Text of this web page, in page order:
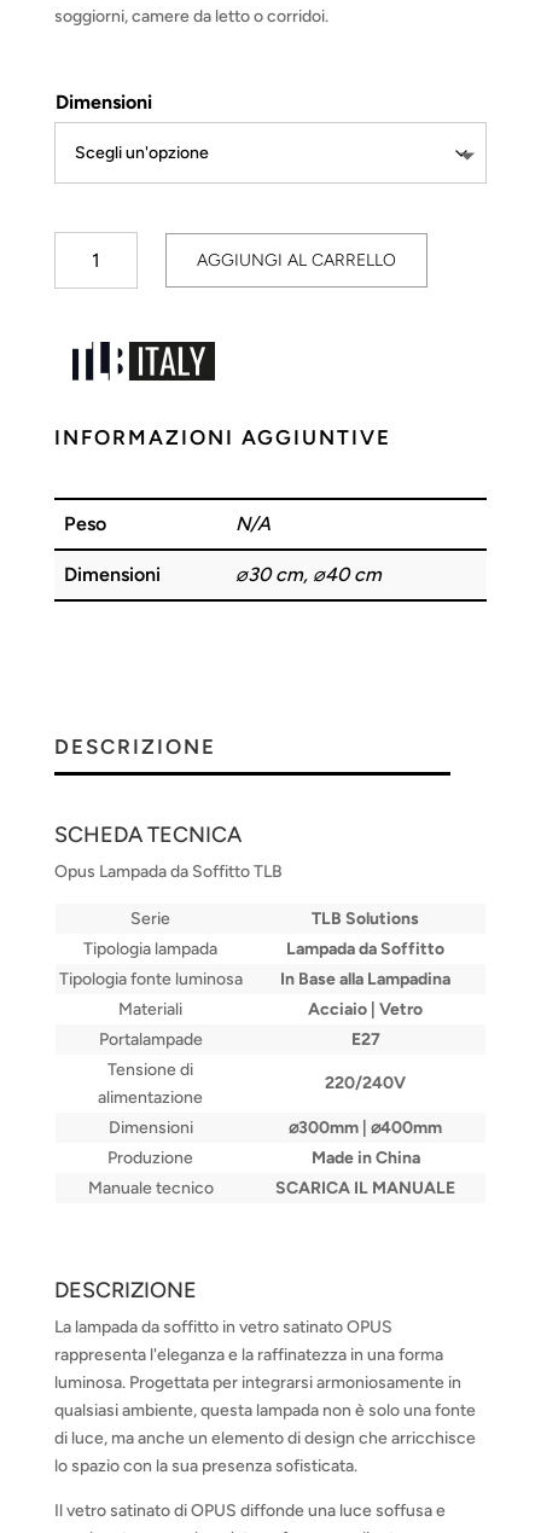
soggiorni, camere da letto o corridoi.
Dimensioni
Soffitto
AGGIUNGI AL CARRELLO
INFORMAZIONI AGGIUNTIVE
Peso N/A
Dimensioni ⌀30 cm, ⌀40 cm
DESCRIZIONE
SCHEDA TECNICA
Opus Lampada da Soffitto TLB
Serie
TLB Solutions
Tipologia lampada
Lampada da Soffitto
Tipologia fonte luminosa
In Base alla Lampadina
Materiali
Acciaio | Vetro
Portalampade
E27
Tensione di
alimentazione
220/240V
Dimensioni
⌀300mm | ⌀400mm
Produzione
Made in China
Manuale tecnico
SCARICA IL MANUALE
DESCRIZIONE
La lampada da soffitto in vetro satinato OPUS
rappresenta l'eleganza e la raffinatezza in una forma
luminosa. Progettata per integrarsi armoniosamente in
qualsiasi ambiente, questa lampada non è solo una fonte
di luce, ma anche un elemento di design che arricchisce
lo spazio con la sua presenza sofisticata.
Il vetro satinato di OPUS diffonde una luce soffusa e